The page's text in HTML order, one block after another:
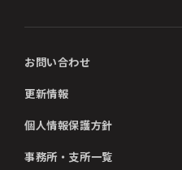
お問い合わせ
更新情報
個人情報保護方針
事務所・支所一覧